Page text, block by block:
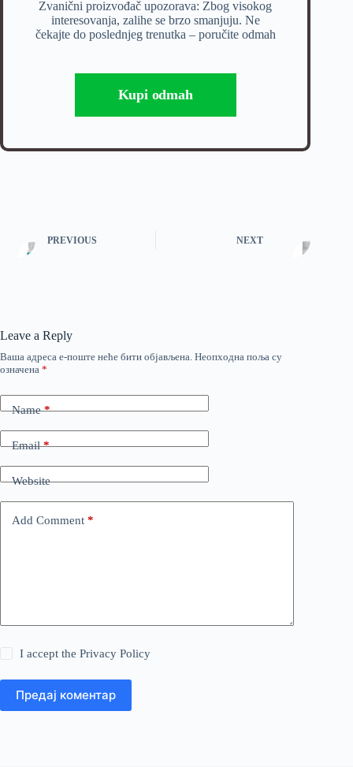
Zvanični proizvođač upozorava: Zbog visokog
interesovanja, zalihe se brzo smanjuju. Ne
čekajte do poslednjeg trenutka – poručite odmah
Kupi odmah
PREVIOUS NEXT
Leave a Reply
Ваша адреса е-поште неће бити објављена. Неопходна поља су
означена *
Name*
Email*
Website
Add Comment *
I accept thePrivacy Policy
Предај коментар